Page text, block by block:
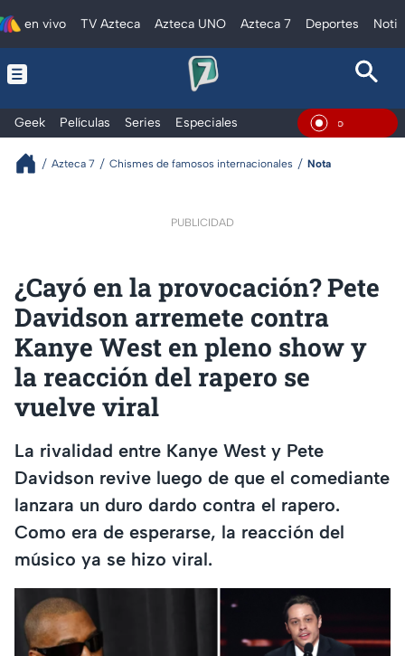
en vivo TV Azteca Azteca UNO Azteca 7 Deportes
Geek Películas Series Especiales En Vivo
Azteca 7 Chismes de famosos internacionales Nota
PUBLICIDAD
¿Cayó en la provocación? Pete
Davidson arremete contra
Kanye West en pleno show y
la reacción del rapero se
vuelve viral
La rivalidad entre Kanye West y Pete
Davidson revive luego de que el comediante
lanzara un duro dardo contra el rapero.
Como era de esperarse, la reacción del
músico ya se hizo viral.